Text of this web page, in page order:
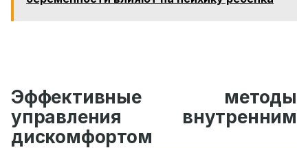
Эффективные методы
управления внутренним
дискомфортом